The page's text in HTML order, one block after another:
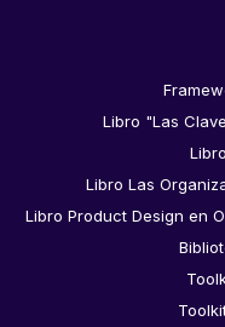
Libro "Las
Libro Las
Libro Product Design en